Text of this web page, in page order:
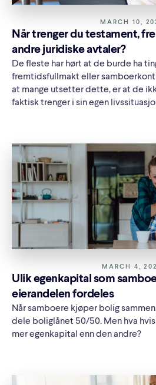
MARCH 10,
Når trenger du testament,
andre juridiske avtaler?
De fleste har hørt at de burde ha
fremtidsfullmakt eller
at mange utsetter dette, er at de
faktisk trenger i sin egen
MARCH 4,
Ulik egenkapital som
eierandelen fordeles
Når samboere kjøper bolig
dele boliglånet 50/50. Men hva
mer egenkapital enn den andre?